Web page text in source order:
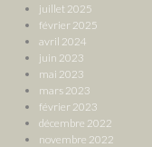
juillet 2025
février 2025
avril 2024
juin 2023
mai 2023
mars 2023
février 2023
décembre 2022
novembre 2022